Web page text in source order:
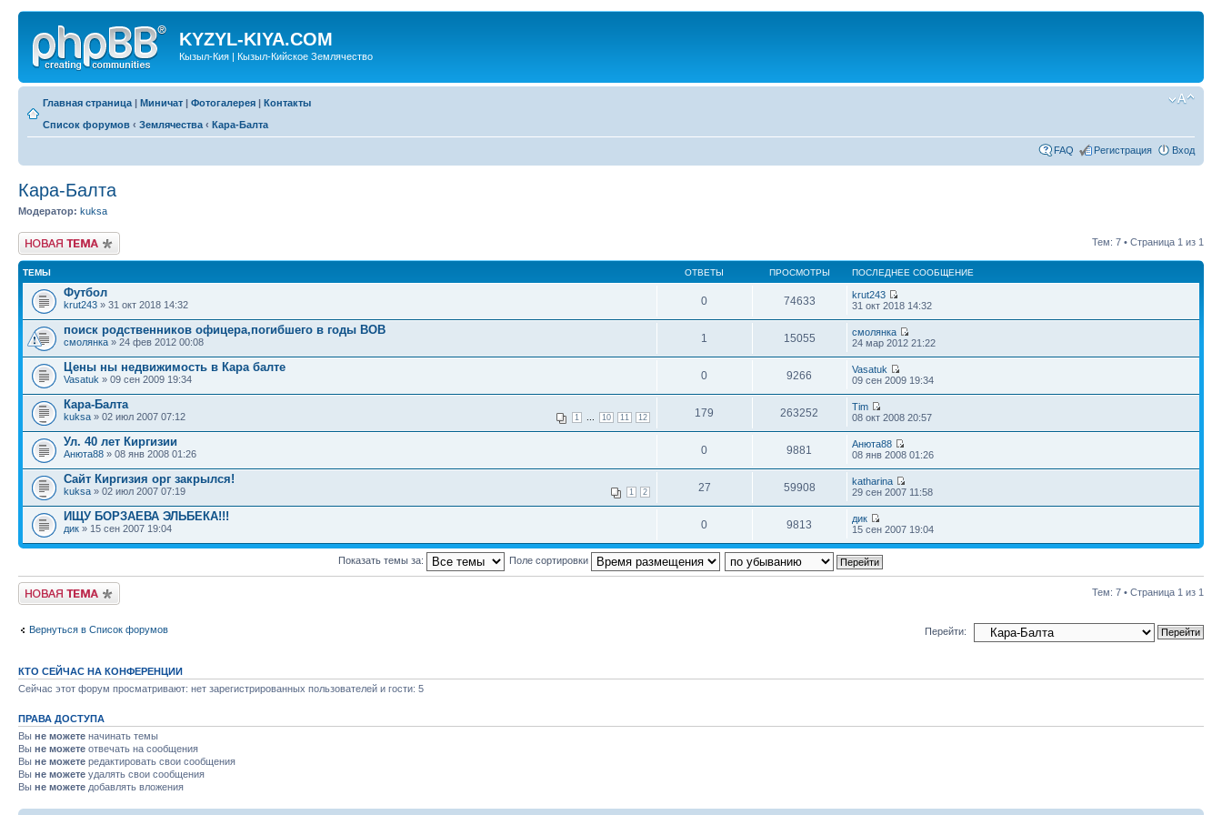
KYZYL-KIYA.COM
Кызыл-Кия | Кызыл-Кийское Землячество
Главная страница | Миничат | Фотогалерея | Контакты
Список форумов ‹ Землячества ‹ Кара-Балта
FAQ Регистрация Вход
Кара-Балта
Модератор: kuksa
Новая тема Тем: 7 • Страница 1 из 1
ТЕМЫ ОТВЕТЫ ПРОСМОТРЫ ПОСЛЕДНЕЕ СООБЩЕНИЕ
Футбол
krut243 » 31 окт 2018 14:32 0 74633
krut243
31 окт 2018 14:32
поиск родственников офицера,погибшего в годы ВОВ
смолянка » 24 фев 2012 00:08 1 15055
смолянка
24 мар 2012 21:22
Цены ны недвижимость в Кара балте
Vasatuk » 09 сен 2009 19:34 0 9266
Vasatuk
09 сен 2009 19:34
Кара-Балта
1 10 11 12
kuksa » 02 июл 2007 07:12 179 263252
Tim
08 окт 2008 20:57
Ул. 40 лет Киргизии
Анюта88 » 08 янв 2008 01:26 0 9881
Анюта88
08 янв 2008 01:26
Сайт Киргизия орг закрылся!
1 2
kuksa » 02 июл 2007 07:19 27 59908
katharina
29 сен 2007 11:58
ИЩУ БОРЗАЕВА ЭЛЬБЕКА!!!
дик » 15 сен 2007 19:04 0 9813
дик
15 сен 2007 19:04
Показать темы за: Поле сортировки
Новая тема Тем: 7 • Страница 1 из 1
Вернуться в Список форумов Перейти:
КТО СЕЙЧАС НА КОНФЕРЕНЦИИ
Сейчас этот форум просматривают: нет зарегистрированных пользователей и гости: 5
ПРАВА ДОСТУПА
Вы не можете начинать темы
Вы не можете отвечать на сообщения
Вы не можете редактировать свои сообщения
Вы не можете удалять свои сообщения
Вы не можете добавлять вложения